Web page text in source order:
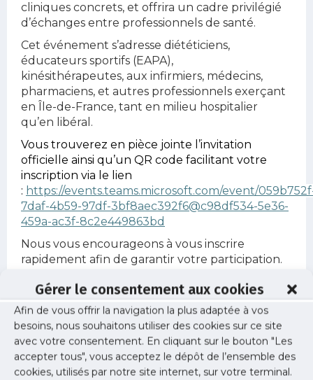
Gérer le consentement aux cookies
Afin de vous offrir la navigation la plus adaptée à vos
besoins, nous souhaitons utiliser des cookies sur ce site
avec votre consentement. En cliquant sur le bouton "Les
accepter tous", vous acceptez le dépôt de l’ensemble des
cookies, utilisés par notre site internet, sur votre terminal.
cliniques concrets, et offrira un cadre privilégié
d’échanges entre professionnels de santé.
Cet événement s’adresse diététiciens,
éducateurs sportifs (EAPA),
kinésithérapeutes, aux infirmiers, médecins,
pharmaciens, et autres professionnels exerçant
en Île-de-France, tant en milieu hospitalier
qu’en libéral.
Vous trouverez en pièce jointe l’invitation
officielle ainsi qu’un QR code facilitant votre
inscription via le lien
: https://events.teams.microsoft.com/event/
7daf-4b59-97df-3bf8aec392f6@c98df534-5e36-
459a-ac3f-8c2e449863bd
Nous vous encourageons à vous inscrire
rapidement afin de garantir votre participation.
Nous comptons sur votre présence active pour
faire de cette journée un moment riche en
partage et en apprentissage.
Respectueusement,
Le CLAN DES FRANCILIENS